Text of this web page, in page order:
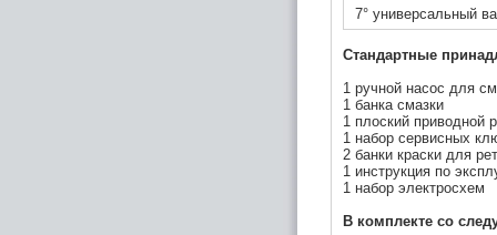
7° универсальный
Стандартные
1 ручной насос для
1 банка смазки
1 плоский приводной
1 набор сервисных
2 банки краски для
1 инструкция по
1 набор электросхем
В комплекте со